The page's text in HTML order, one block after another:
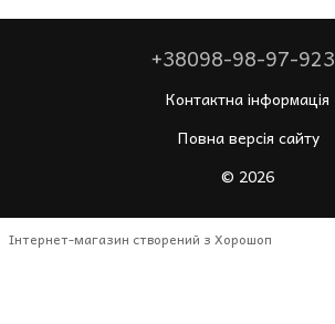
+38098-98-97-923
Контактна інформація
Повна версія сайту
© 2026
Інтернет-магазин створений з Хорошоп